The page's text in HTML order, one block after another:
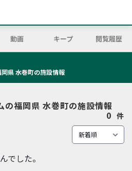
動画 キープ 閲覧履歴
県 水巻町の施設情報
の福岡県 水巻町の施設情報
0 件
でした。